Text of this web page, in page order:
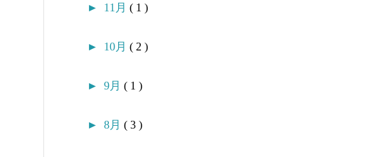
► 11月 ( 1 )
► 10月 ( 2 )
► 9月 ( 1 )
► 8月 ( 3 )